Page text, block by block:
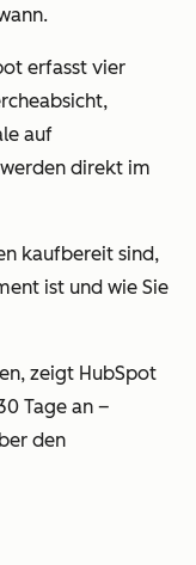
erfasst vier
auf
direkt im
kaufbereit sind,
ist und wie Sie
zeigt HubSpot
Tage an –
den